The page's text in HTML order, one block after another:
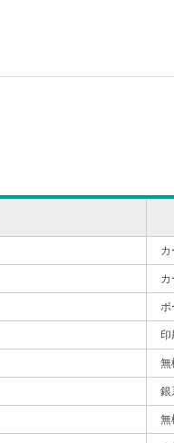
カ
カ
ポ
印
無
銀
無